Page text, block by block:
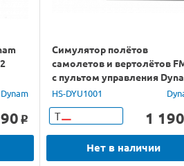
Dynam
o
Симулятор полётов
самолетов и вертолётов
с пультом управления
HS-DYU1001
Т 1 190
Нет в наличии